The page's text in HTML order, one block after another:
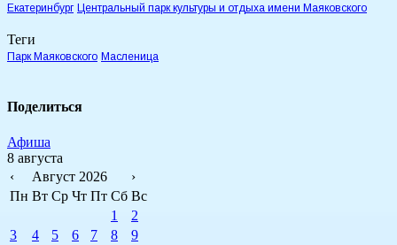
Екатеринбург Центральный парк культуры и отдыха имени Маяковского
Теги
Парк Маяковского Масленица
Поделиться
Афиша
8 августа
‹
Август 2026
›
Пн Вт Ср Чт Пт Сб Вс
1
2
3
4 5 6 7 8
9